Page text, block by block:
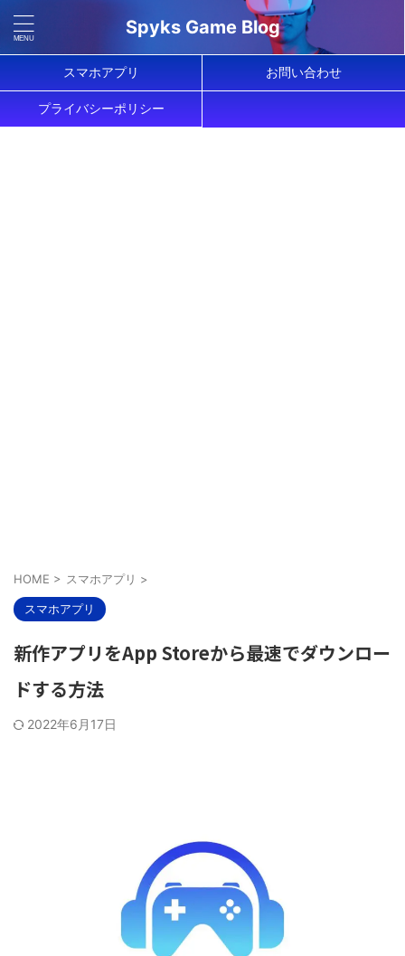
Spyks Game Blog
スマホアプリ お問い合わせ
プライバシーポリシー
HOME > スマホアプリ >
スマホアプリ
新作アプリをApp Storeから最速でダウンロー
ドする方法
2022年6月17日